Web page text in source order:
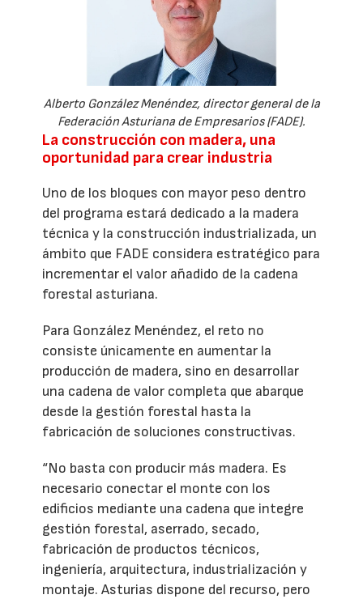
Alberto González Menéndez, director general de la
Federación Asturiana de Empresarios (FADE).
La construcción con madera, una
oportunidad para crear industria
Uno de los bloques con mayor peso dentro
del programa estará dedicado a la madera
técnica y la construcción industrializada, un
ámbito que FADE considera estratégico para
incrementar el valor añadido de la cadena
forestal asturiana.
Para González Menéndez, el reto no
consiste únicamente en aumentar la
producción de madera, sino en desarrollar
una cadena de valor completa que abarque
desde la gestión forestal hasta la
fabricación de soluciones constructivas.
“No basta con producir más madera. Es
necesario conectar el monte con los
edificios mediante una cadena que integre
gestión forestal, aserrado, secado,
fabricación de productos técnicos,
ingeniería, arquitectura, industrialización y
montaje. Asturias dispone del recurso, pero